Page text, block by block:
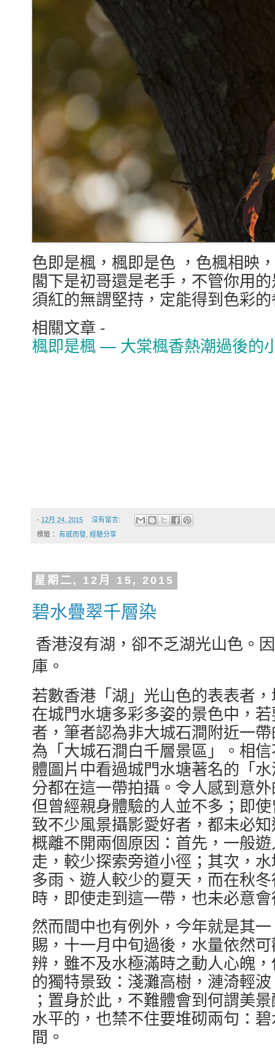
色即是楓，楓即是色 ，色楓相映
閣下是初哥還是老手，不管你用
須紅的無謂堅持，定能得到色彩
相關文章 -
楓即是楓 — 大棠楓香熱潮過後的
- 12月 24, 2015 沒有留言:
標籤： 有感而發, 經驗分享
星期二, 12月 15, 2015
碧水疊翠千層染
香港沒有湖，卻不乏湖光山色。
庫。
若數香港「湖」光山色的表表者
在城門水塘多彩多姿的景色中，
者，筆者認為非大城石澗附近一
為「大城石澗白千層景區」。相
體圖片中看過城門水塘著名的「
分都在這一帶拍攝。令人感到意
但曾經親身體驗的人並不多；即
致不少風景攝影愛好者，都未必
概離不開兩個原因：首先，一般
走，較少探索旁道小徑；其次，
多雨、遊人較少的夏天，而在秋
時，即使走到這一帶，也未必意
然而間中也有例外，今年就是其
賜，十一月中旬過後，水量依然
辨，雖不及水極滿時之動人心魄
的獨特景致：淺灘高樹，漣渏輕
；置身於此，不難體會到何謂美
水平的，也禁不住要堆砌兩句：
間。